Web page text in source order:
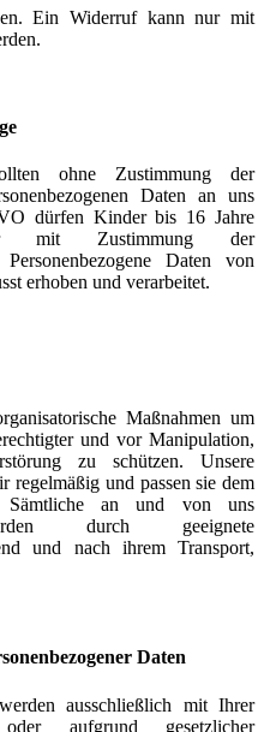
Ein Widerruf kann nur mit
ohne Zustimmung der
Daten an uns
dürfen Kinder bis 16 Jahre
mit Zustimmung der
Daten von
erhoben und verarbeitet.
Maßnahmen um
und vor Manipulation,
zu schützen. Unsere
regelmäßig und passen sie dem
Sämtliche an und von uns
durch geeignete
und nach ihrem Transport,
Daten
ausschließlich mit Ihrer
aufgrund gesetzlicher